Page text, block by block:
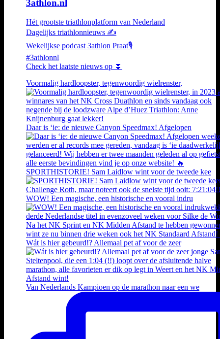
3athlon.nl
Hét grootste triathlonplatform van Nederland
Dagelijks triathlonnieuws ✍️
Wekelijkse podcast 3athlon Praat🎙️
#3athlonnl
Check het laatste nieuws op ⏬
Voormalig hardloopster, tegenwoordig wielrenster,
Daar is ‘ie: de nieuwe Canyon Speedmax! Afgelopen
SPORTHISTORIE! Sam Laidlow wint voor de tweede kee
WOW! Een magische, een historische en vooral indru
Wát is hier gebeurd!? Allemaal pet af voor de zeer
Van Nederlands Kampioen op de marathon naar een we